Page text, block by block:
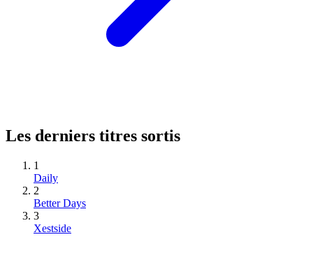
Les derniers titres sortis
1
Daily
2
Better Days
3
Xestside